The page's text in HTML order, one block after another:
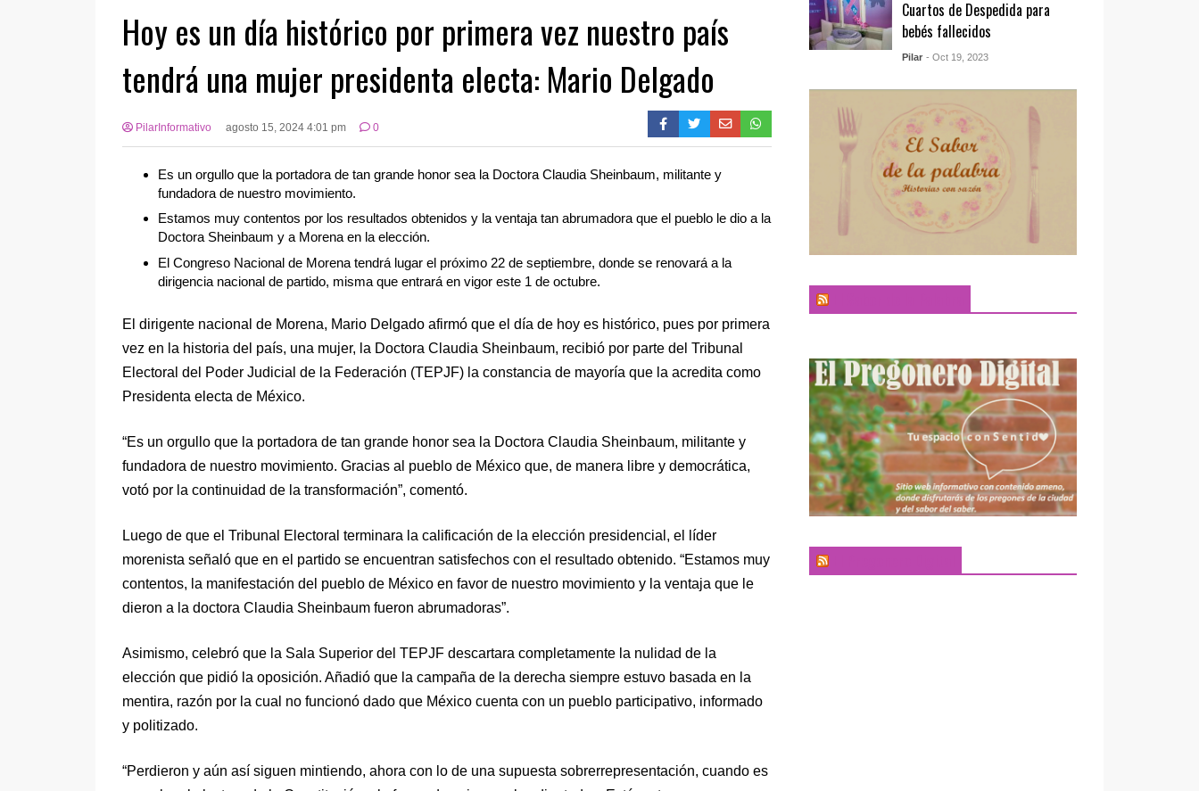
Hoy es un día histórico por primera vez nuestro país
tendrá una mujer presidenta electa: Mario Delgado
PilarInformativo agosto 15, 2024 4:01 pm 0
Es un orgullo que la portadora de tan grande honor sea la Doctora Claudia Sheinbaum, militante y
fundadora de nuestro movimiento.
Estamos muy contentos por los resultados obtenidos y la ventaja tan abrumadora que el pueblo le dio a la
Doctora Sheinbaum y a Morena en la elección.
El Congreso Nacional de Morena tendrá lugar el próximo 22 de septiembre, donde se renovará a la
dirigencia nacional de partido, misma que entrará en vigor este 1 de octubre.
El dirigente nacional de Morena, Mario Delgado afirmó que el día de hoy es histórico, pues por primera
vez en la historia del país, una mujer, la Doctora Claudia Sheinbaum, recibió por parte del Tribunal
Electoral del Poder Judicial de la Federación (TEPJF) la constancia de mayoría que la acredita como
Presidenta electa de México.
“Es un orgullo que la portadora de tan grande honor sea la Doctora Claudia Sheinbaum, militante y
fundadora de nuestro movimiento. Gracias al pueblo de México que, de manera libre y democrática,
votó por la continuidad de la transformación”, comentó.
Luego de que el Tribunal Electoral terminara la calificación de la elección presidencial, el líder
morenista señaló que en el partido se encuentran satisfechos con el resultado obtenido. “Estamos muy
contentos, la manifestación del pueblo de México en favor de nuestro movimiento y la ventaja que le
dieron a la doctora Claudia Sheinbaum fueron abrumadoras”.
Asimismo, celebró que la Sala Superior del TEPJF descartara completamente la nulidad de la
elección que pidió la oposición. Añadió que la campaña de la derecha siempre estuvo basada en la
mentira, razón por la cual no funcionó dado que México cuenta con un pueblo participativo, informado
y politizado.
“Perdieron y aún así siguen mintiendo, ahora con lo de una supuesta sobrerrepresentación, cuando es
Cuartos de Despedida para
bebés fallecidos
Pilar - Oct 19, 2023